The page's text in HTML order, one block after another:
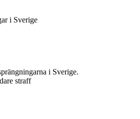
i Sverige
i Sverige.
straff